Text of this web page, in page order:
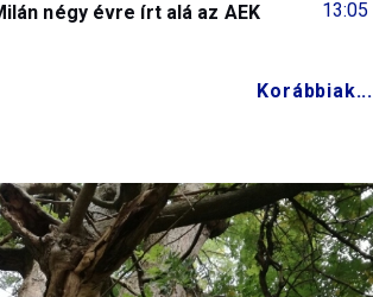
13:05
négy évre írt alá az AEK
Korábbiak...